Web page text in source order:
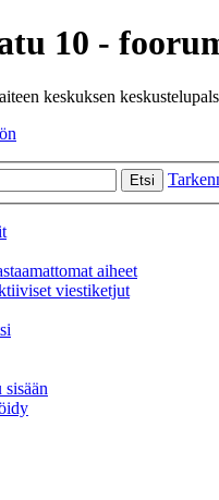
10 -
keskuksen
Etsi
aiheet
viestiketjut